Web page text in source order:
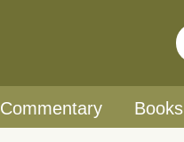
Commentary Books